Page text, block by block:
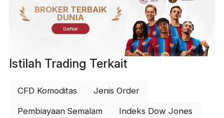
BROKER TERBAIK
DUNIA
Daftar
Istilah Trading Terkait
CFD Komoditas Jenis Order
Pembiayaan Semalam Indeks Dow Jones